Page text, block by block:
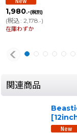
1,980.-(税別)
(税込: 2,178 .-)
在庫わずか
関連商品
[12inch